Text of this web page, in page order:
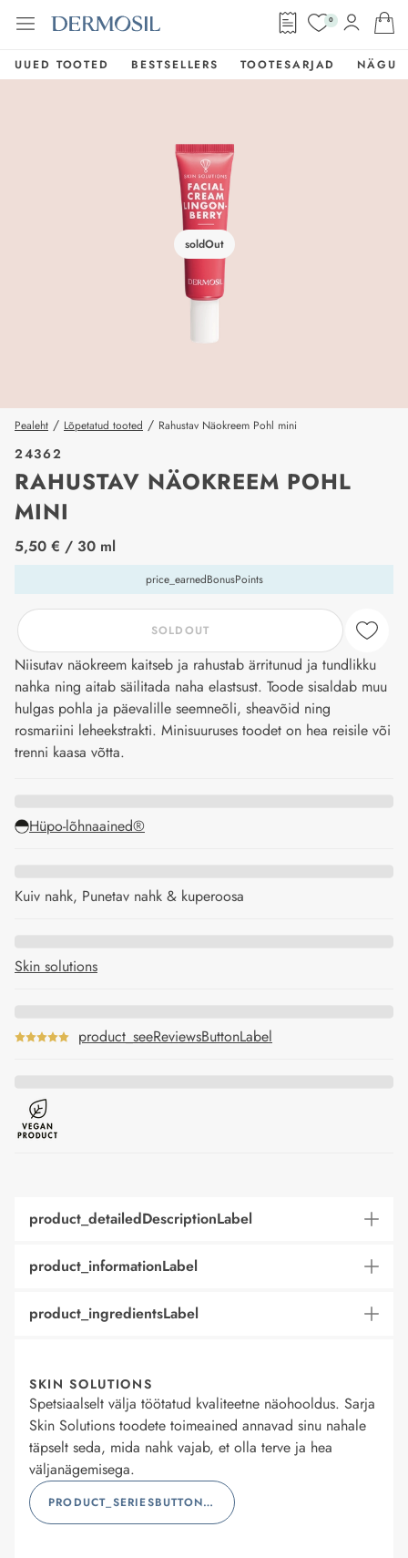
0
UUED TOOTED BESTSELLERS TOOTESARJAD NÄGU
soldOut
Pealeht / Lõpetatud tooted / Rahustav Näokreem Pohl mini
24362
RAHUSTAV NÄOKREEM POHL
MINI
price_label
5,50 € / 30 ml
price_earnedBonusPoints
SOLDOUT
Niisutav näokreem kaitseb ja rahustab ärritunud ja tundlikku
nahka ning aitab säilitada naha elastsust. Toode sisaldab muu
hulgas pohla ja päevalille seemneõli, sheavõid ning
rosmariini leheekstrakti. Minisuuruses toodet on hea reisile või
trenni kaasa võtta.
Hüpo-lõhnaained®
Kuiv nahk, Punetav nahk & kuperoosa
Skin solutions
product_seeReviewsButtonLabel
product_detailedDescriptionLabel
product_informationLabel
product_ingredientsLabel
SKIN SOLUTIONS
Spetsiaalselt välja töötatud kvaliteetne näohooldus. Sarja
Skin Solutions toodete toimeained annavad sinu nahale
täpselt seda, mida nahk vajab, et olla terve ja hea
väljanägemisega.
PRODUCT_SERIESBUTTONLABEL